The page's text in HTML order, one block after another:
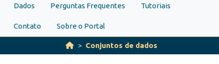
Dados Perguntas Frequentes Tutoriais
Contato Sobre o Portal
Conjuntos de dados